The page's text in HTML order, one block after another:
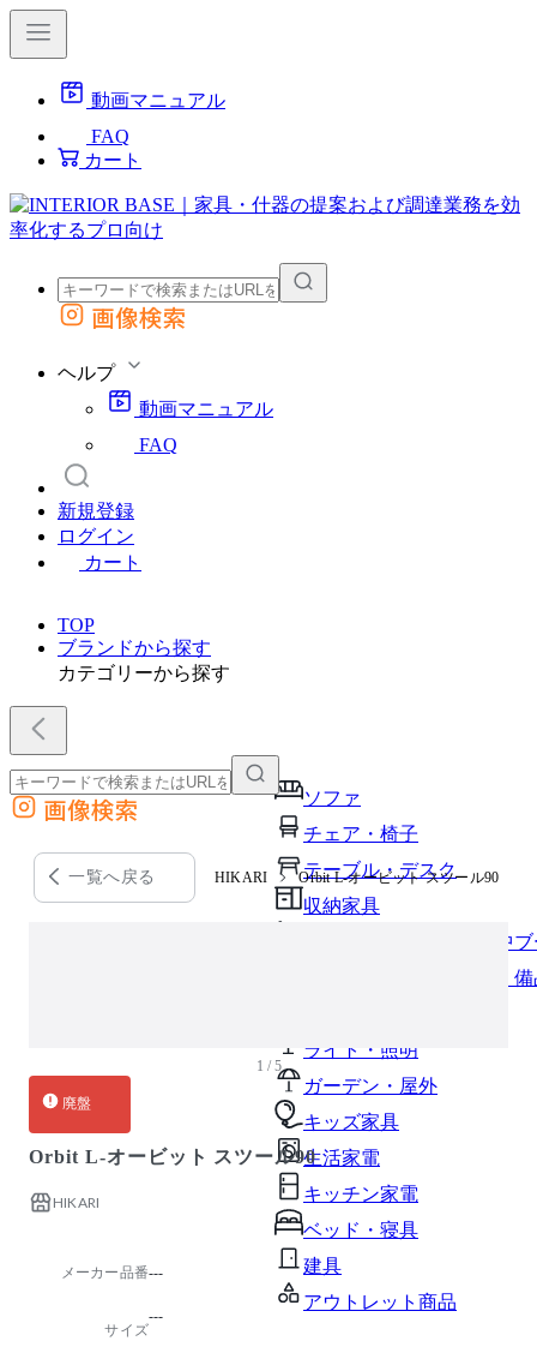
動画マニュアル
FAQ
カート
外部サイトの商品をカートに追加
画像検索
ヘルプ
動画マニュアル
FAQ
新規登録
ログイン
カート
TOP
ブランドから探す
カテゴリーから探す
ソファ
チェア・椅子
テーブル・デスク
収納家具
パーソナルブース・集中
オフィスアクセサリー・
ライト・照明
ガーデン・屋外
キッズ家具
生活家電
キッチン家電
ベッド・寝具
建具
アウトレット商品
外部サイトの商品をカートに追加
他のサイトで見つけた商品ページのURLを貼り付けて、カートに追加できます
画像検索
一覧へ戻る HIKARI Orbit L-オービット スツール90
1 / 5
廃盤
Orbit L-オービット スツール90
HIKARI
メーカー品番---
サイズ
---